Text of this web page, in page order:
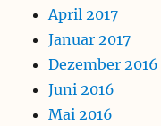
April 2017
Januar 2017
Dezember 2016
Juni 2016
Mai 2016